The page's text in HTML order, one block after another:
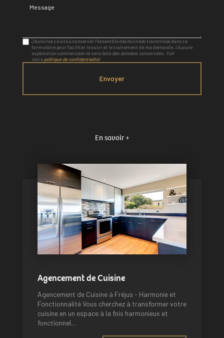
Message
J'autorise ce site à conserver l'ensemble des données transmises dans ce
formulaire pour faciliter le suivi et le traitement de ma demande.(Aucune
exploitation commerciale ne sera faite des données conservées. Voir
notrepolitique de confidentialité)
En savoir +
Agencement de Cuisine
Agencement de Cuisine à Fréjus - Harmonie et
Fonctionnalité Vous cherchez à transformer votre
cuisine en un espace à la fois harmonieux et
fonctionnel...